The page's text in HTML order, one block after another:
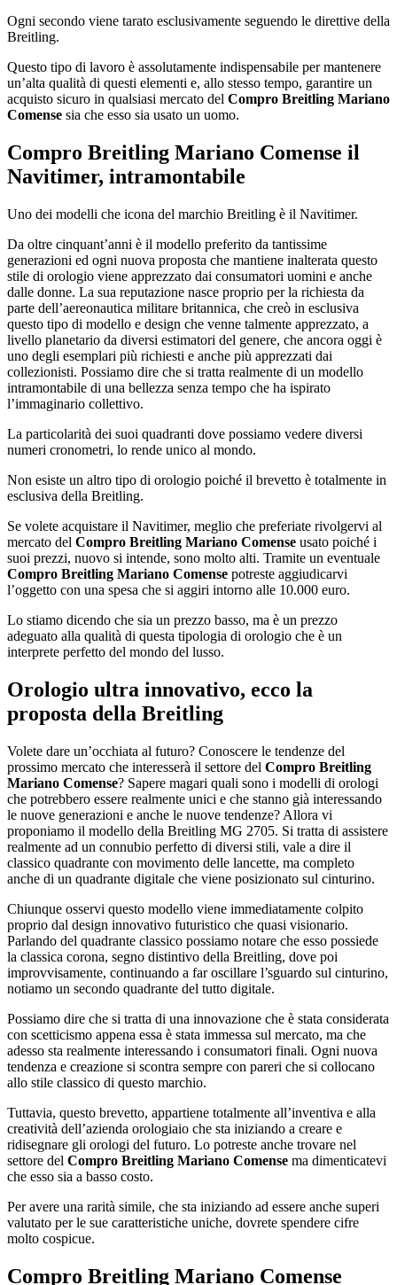
Ogni secondo viene tarato esclusivamente seguendo le direttive della
Breitling.
Questo tipo di lavoro è assolutamente indispensabile per mantenere
un’alta qualità di questi elementi e, allo stesso tempo, garantire un
acquisto sicuro in qualsiasi mercato del Compro Breitling Mariano
Comense sia che esso sia usato un uomo.
Compro Breitling Mariano Comense il
Navitimer, intramontabile
Uno dei modelli che icona del marchio Breitling è il Navitimer.
Da oltre cinquant’anni è il modello preferito da tantissime
generazioni ed ogni nuova proposta che mantiene inalterata questo
stile di orologio viene apprezzato dai consumatori uomini e anche
dalle donne. La sua reputazione nasce proprio per la richiesta da
parte dell’aereonautica militare britannica, che creò in esclusiva
questo tipo di modello e design che venne talmente apprezzato, a
livello planetario da diversi estimatori del genere, che ancora oggi è
uno degli esemplari più richiesti e anche più apprezzati dai
collezionisti. Possiamo dire che si tratta realmente di un modello
intramontabile di una bellezza senza tempo che ha ispirato
l’immaginario collettivo.
La particolarità dei suoi quadranti dove possiamo vedere diversi
numeri cronometri, lo rende unico al mondo.
Non esiste un altro tipo di orologio poiché il brevetto è totalmente in
esclusiva della Breitling.
Se volete acquistare il Navitimer, meglio che preferiate rivolgervi al
mercato del Compro Breitling Mariano Comense usato poiché i
suoi prezzi, nuovo si intende, sono molto alti. Tramite un eventuale
Compro Breitling Mariano Comense potreste aggiudicarvi
l’oggetto con una spesa che si aggiri intorno alle 10.000 euro.
Lo stiamo dicendo che sia un prezzo basso, ma è un prezzo
adeguato alla qualità di questa tipologia di orologio che è un
interprete perfetto del mondo del lusso.
Orologio ultra innovativo, ecco la
proposta della Breitling
Volete dare un’occhiata al futuro? Conoscere le tendenze del
prossimo mercato che interesserà il settore del Compro Breitling
Mariano Comense? Sapere magari quali sono i modelli di orologi
che potrebbero essere realmente unici e che stanno già interessando
le nuove generazioni e anche le nuove tendenze? Allora vi
proponiamo il modello della Breitling MG 2705. Si tratta di assistere
realmente ad un connubio perfetto di diversi stili, vale a dire il
classico quadrante con movimento delle lancette, ma completo
anche di un quadrante digitale che viene posizionato sul cinturino.
Chiunque osservi questo modello viene immediatamente colpito
proprio dal design innovativo futuristico che quasi visionario.
Parlando del quadrante classico possiamo notare che esso possiede
la classica corona, segno distintivo della Breitling, dove poi
improvvisamente, continuando a far oscillare l’sguardo sul cinturino,
notiamo un secondo quadrante del tutto digitale.
Possiamo dire che si tratta di una innovazione che è stata considerata
con scetticismo appena essa è stata immessa sul mercato, ma che
adesso sta realmente interessando i consumatori finali. Ogni nuova
tendenza e creazione si scontra sempre con pareri che si collocano
allo stile classico di questo marchio.
Tuttavia, questo brevetto, appartiene totalmente all’inventiva e alla
creatività dell’azienda orologiaio che sta iniziando a creare e
ridisegnare gli orologi del futuro. Lo potreste anche trovare nel
settore del Compro Breitling Mariano Comense ma dimenticatevi
che esso sia a basso costo.
Per avere una rarità simile, che sta iniziando ad essere anche superi
valutato per le sue caratteristiche uniche, dovrete spendere cifre
molto cospicue.
Compro Breitling Mariano Comense